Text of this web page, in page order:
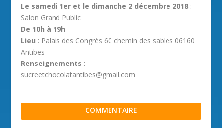
Le samedi 1er et le dimanche 2 décembre 2018 :
Salon Grand Public
De 10h à 19h
Lieu : Palais des Congrès 60 chemin des sables 06160
Antibes
Renseignements :
sucreetchocolatantibes@gmail.com
COMMENTAIRE